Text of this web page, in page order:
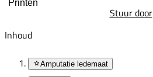
Printen
Stuur door
Inhoud
Amputatie ledemaat